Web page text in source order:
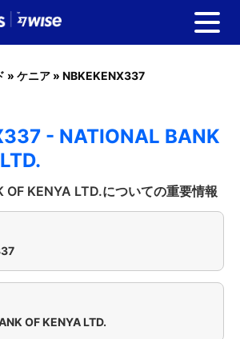
» ケニア » NBKEKENX337
- NATIONAL BANK
KENYA LTD.についての重要情報
OF KENYA LTD.